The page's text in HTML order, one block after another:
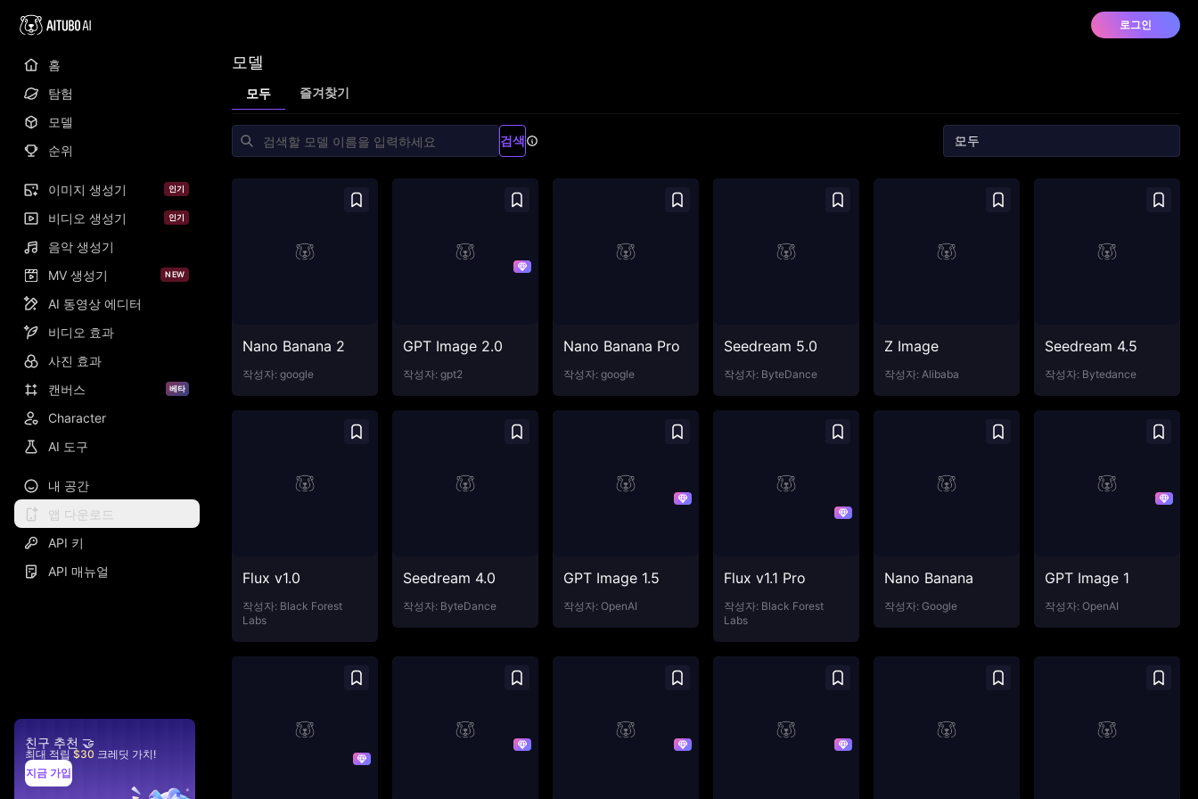
로그인
홈
탐험
모델
순위
이미지 생성기 인기
비디오 생성기 인기
음악 생성기
MV 생성기
NEW
AI 동영상 에디터
비디오 효과
사진 효과
캔버스
베타
Character
AI 도구
내 공간
앱 다운로드
API 키
API 매뉴얼
친구 추천 🤝
최대 적립 $30 크레딧 가치!
지금 가입
모델
모두 즐겨찾기
검색
Nano Banana 2
작성자: google
GPT Image 2.0
작성자: gpt2
Nano Banana Pro
작성자: google
Seedream 5.0
작성자: ByteDance
Z Image
작성자: Alibaba
Seedream 4.5
작성자: Bytedance
Flux v1.0
작성자: Black Forest
Labs
Seedream 4.0
작성자: ByteDance
GPT Image 1.5
작성자: OpenAI
Flux v1.1 Pro
작성자: Black Forest
Labs
Nano Banana
작성자: Google
GPT Image 1
작성자: OpenAI